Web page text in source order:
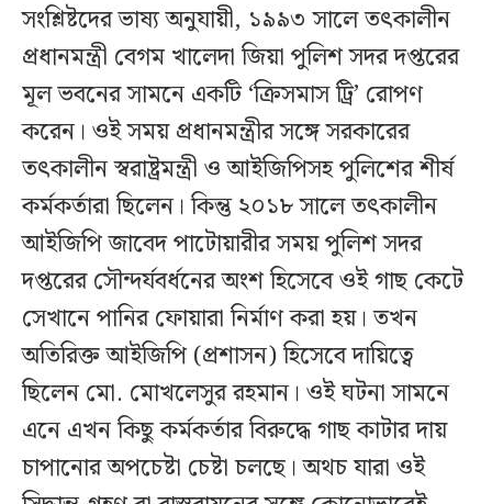
সংশ্লিষ্টদের ভাষ্য অনুযায়ী, ১৯৯৩ সালে তৎকালীন
প্রধানমন্ত্রী বেগম খালেদা জিয়া পুলিশ সদর দপ্তরের
মূল ভবনের সামনে একটি ‘ক্রিসমাস ট্রি’ রোপণ
করেন। ওই সময় প্রধানমন্ত্রীর সঙ্গে সরকারের
তৎকালীন স্বরাষ্ট্রমন্ত্রী ও আইজিপিসহ পুলিশের শীর্ষ
কর্মকর্তারা ছিলেন। কিন্তু ২০১৮ সালে তৎকালীন
আইজিপি জাবেদ পাটোয়ারীর সময় পুলিশ সদর
দপ্তরের সৌন্দর্যবর্ধনের অংশ হিসেবে ওই গাছ কেটে
সেখানে পানির ফোয়ারা নির্মাণ করা হয়। তখন
অতিরিক্ত আইজিপি (প্রশাসন) হিসেবে দায়িত্বে
ছিলেন মো. মোখলেসুর রহমান। ওই ঘটনা সামনে
এনে এখন কিছু কর্মকর্তার বিরুদ্ধে গাছ কাটার দায়
চাপানোর অপচেষ্টা চেষ্টা চলছে। অথচ যারা ওই